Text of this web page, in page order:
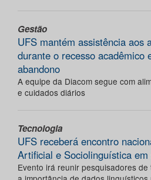
Gestão
UFS mantém assistência aos
durante o recesso acadêmico
abandono
A equipe da Diacom segue com
e cuidados diários
Tecnologia
UFS receberá encontro
Artificial e Sociolinguística em
Evento irá reunir pesquisadores